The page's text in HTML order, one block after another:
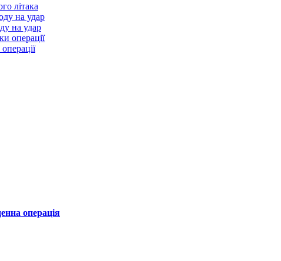
літака
на удар
операція